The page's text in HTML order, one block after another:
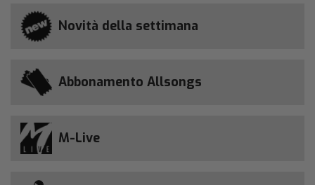
Novità della settimana
Abbonamento Allsongs
M-Live